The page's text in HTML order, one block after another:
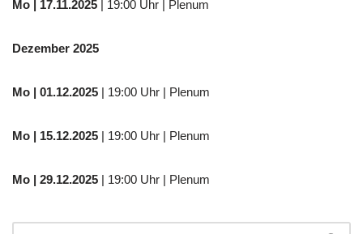
Mo | 17.11.2025 | 19:00 Uhr | Plenum
Dezember 2025
Mo | 01.12.2025 | 19:00 Uhr | Plenum
Mo | 15.12.2025 | 19:00 Uhr | Plenum
Mo | 29.12.2025 | 19:00 Uhr | Plenum